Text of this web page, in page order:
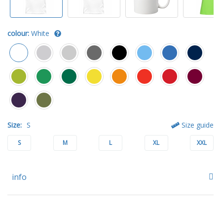
colour: White
Size: S Size guide
S M L XL XXL
info